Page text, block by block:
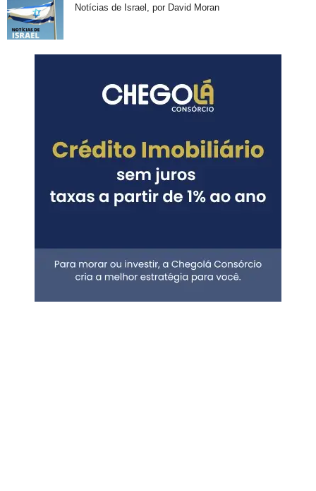
Notícias de Israel, por David Moran